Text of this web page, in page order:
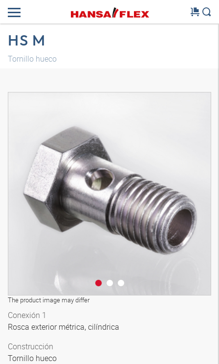
HS M
Tornillo hueco
The product image may differ
Modelo 3D
Conexión 1
Rosca exterior métrica, cilíndrica
Construcción
Tornillo hueco